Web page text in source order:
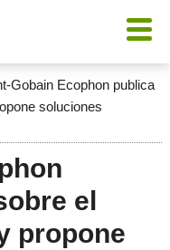
Gobain Ecophon publica
soluciones
el
propone